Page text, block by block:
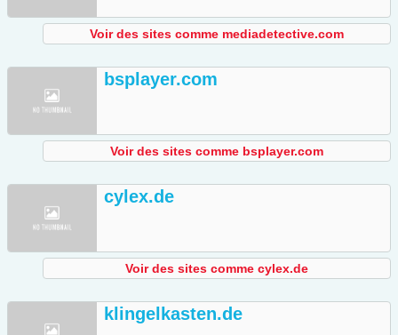
Voir des sites comme mediadetective.com
bsplayer.com
Voir des sites comme bsplayer.com
cylex.de
Voir des sites comme cylex.de
klingelkasten.de